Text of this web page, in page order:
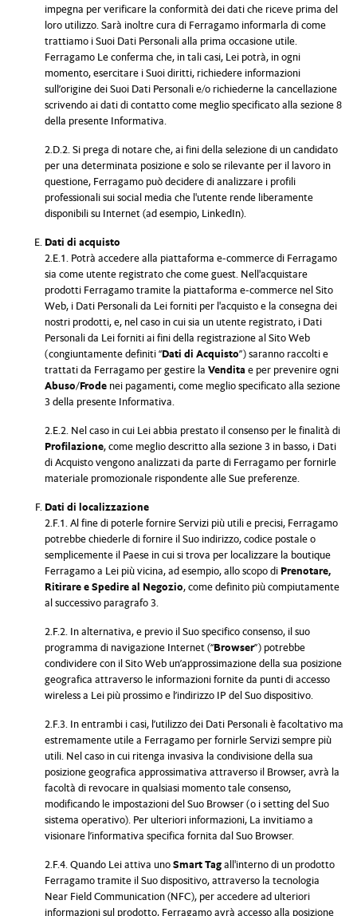
impegna per verificare la conformità dei dati che riceve prima del
loro utilizzo. Sarà inoltre cura di Ferragamo informarla di come
trattiamo i Suoi Dati Personali alla prima occasione utile.
Ferragamo Le conferma che, in tali casi, Lei potrà, in ogni
momento, esercitare i Suoi diritti, richiedere informazioni
sull’origine dei Suoi Dati Personali e/o richiederne la cancellazione
scrivendo ai dati di contatto come meglio specificato alla sezione 8
della presente Informativa.
2.D.2. Si prega di notare che, ai fini della selezione di un candidato
per una determinata posizione e solo se rilevante per il lavoro in
questione, Ferragamo può decidere di analizzare i profili
professionali sui social media che l'utente rende liberamente
disponibili su Internet (ad esempio, LinkedIn).
Dati di acquisto
2.E.1. Potrà accedere alla piattaforma e-commerce di Ferragamo
sia come utente registrato che come guest. Nell'acquistare
prodotti Ferragamo tramite la piattaforma e-commerce nel Sito
Web, i Dati Personali da Lei forniti per l'acquisto e la consegna dei
nostri prodotti, e, nel caso in cui sia un utente registrato, i Dati
Personali da Lei forniti ai fini della registrazione al Sito Web
(congiuntamente definiti “Dati di Acquisto”) saranno raccolti e
trattati da Ferragamo per gestire la Vendita e per prevenire ogni
Abuso/Frodenei pagamenti, come meglio specificato alla sezione
3 della presente Informativa.
2.E.2. Nel caso in cui Lei abbia prestato il consenso per le finalità di
Profilazione, come meglio descritto alla sezione 3 in basso, i Dati
di Acquisto vengono analizzati da parte di Ferragamo per fornirle
materiale promozionale rispondente alle Sue preferenze.
Dati di localizzazione
2.F.1. Al fine di poterle fornire Servizi più utili e precisi, Ferragamo
potrebbe chiederle di fornire il Suo indirizzo, codice postale o
semplicemente il Paese in cui si trova per localizzare la boutique
Ferragamo a Lei più vicina, ad esempio, allo scopo di Prenotare,
Ritirare e Spedire al Negozio, come definito più compiutamente
al successivo paragrafo 3.
2.F.2. In alternativa, e previo il Suo specifico consenso, il suo
programma di navigazione Internet (“Browser”) potrebbe
condividere con il Sito Web un’approssimazione della sua posizione
geografica attraverso le informazioni fornite da punti di accesso
wireless a Lei più prossimo e l’indirizzo IP del Suo dispositivo.
2.F.3. In entrambi i casi, l’utilizzo dei Dati Personali è facoltativo ma
estremamente utile a Ferragamo per fornirle Servizi sempre più
utili. Nel caso in cui ritenga invasiva la condivisione della sua
posizione geografica approssimativa attraverso il Browser, avrà la
facoltà di revocare in qualsiasi momento tale consenso,
modificando le impostazioni del Suo Browser (o i setting del Suo
sistema operativo). Per ulteriori informazioni, La invitiamo a
visionare l’informativa specifica fornita dal Suo Browser.
2.F.4. Quando Lei attiva unoSmart Tagall'interno di un prodotto
Ferragamo tramite il Suo dispositivo, attraverso la tecnologia
Near Field Communication (NFC), per accedere ad ulteriori
informazioni sul prodotto, Ferragamo avrà accesso alla posizione